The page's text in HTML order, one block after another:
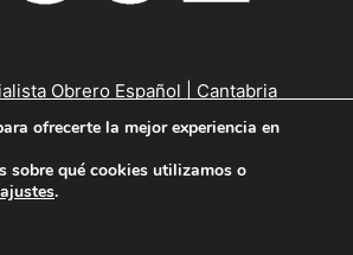
Obrero Español | Cantabria
cantabria@psc-psoe.es
ofrecerte la mejor experiencia en
sobre qué cookies utilizamos o
ajustes.